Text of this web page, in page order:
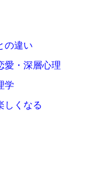
の違い
愛・深層心理
学
しくなる